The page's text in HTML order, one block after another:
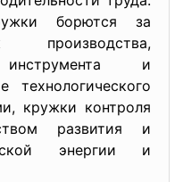
борются за
производства,
инструмента и
технологического
кружки контроля
развития и
энергии и